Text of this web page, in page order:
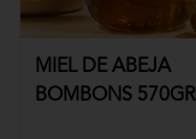
MIEL DE ABEJA
BOMBONS 570GR